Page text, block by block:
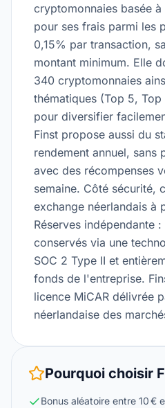
cryptomonnaies basée
pour ses frais parmi les
0,15% par transaction,
montant minimum. Elle
340 cryptomonnaies
thématiques (Top 5, Top
pour diversifier
Finst propose aussi du
rendement annuel, sans
avec des récompenses
semaine. Côté sécurité,
exchange néerlandais à
Réserves indépendante
conservés via une
SOC 2 Type II et
fonds de l'entreprise.
licence MiCAR délivrée
néerlandaise des
Pourquoi choisir
Bonus aléatoire entre 10 €